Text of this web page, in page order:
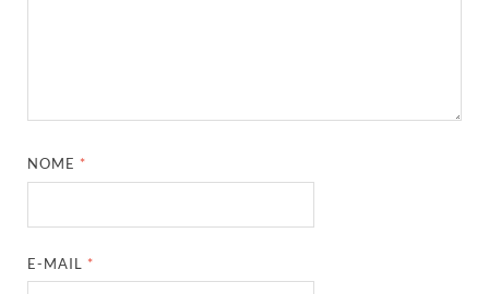
NOME *
E-MAIL *